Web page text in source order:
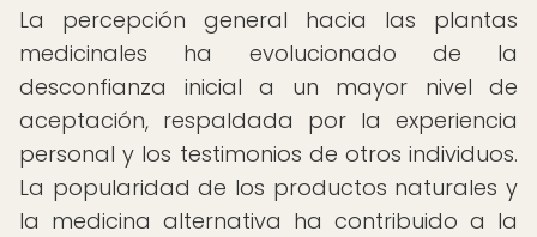
La percepción general hacia las plantas
medicinales ha evolucionado de la
desconfianza inicial a un mayor nivel de
aceptación, respaldada por la experiencia
personal y los testimonios de otros individuos.
La popularidad de los productos naturales y
la medicina alternativa ha contribuido a la